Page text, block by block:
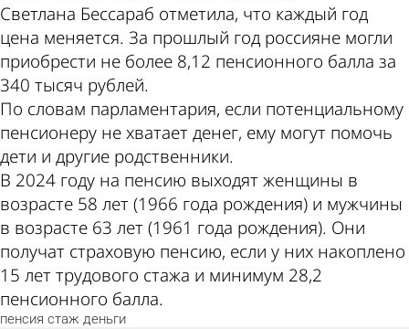
Светлана Бессараб отметила, что каждый год
цена меняется. За прошлый год россияне могли
приобрести не более 8,12 пенсионного балла за
340 тысяч рублей.
По словам парламентария, если потенциальному
пенсионеру не хватает денег, ему могут помочь
дети и другие родственники.
В 2024 году на пенсию выходят женщины в
возрасте 58 лет (1966 года рождения) и мужчины
в возрасте 63 лет (1961 года рождения). Они
получат страховую пенсию, если у них накоплено
15 лет трудового стажа и минимум 28,2
пенсионного балла.
пенсия стаж деньги